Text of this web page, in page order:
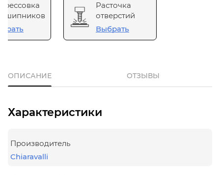
Расточка
отверстий
Выбрать
ОПИСАНИЕ ОТЗЫВЫ
Характеристики
Производитель
Chiaravalli